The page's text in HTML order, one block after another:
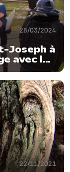
28/03/2024
Joseph à
avec les
22/11/2021